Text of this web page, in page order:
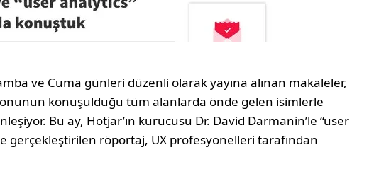
ve Cuma günleri düzenli olarak yayına alınan makaleler,
konuşulduğu tüm alanlarda önde gelen isimlerle
Bu ay, Hotjar’ın kurucusu Dr. David Darmanin’le “user
gerçekleştirilen röportaj, UX profesyonelleri tarafından